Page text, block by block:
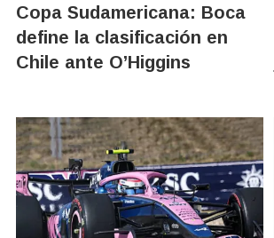
Copa Sudamericana: Boca
define la clasificación en
Chile ante O’Higgins